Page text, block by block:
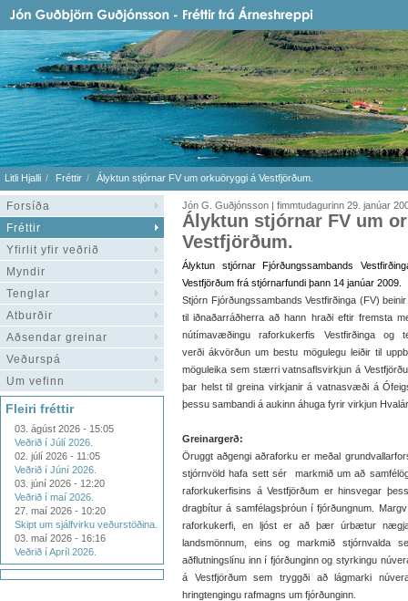
Litli Hjalli Fréttir Ályktun stjórnar FV um orkuöryggi á Vestfjörðum.
Forsíða
Fréttir
Yfirlit yfir veðrið
Myndir
Tenglar
Atburðir
Aðsendar greinar
Veðurspá
Um vefinn
Fleiri fréttir
03. ágúst 2026 - 15:05
Veðrið í Júlí 2026.
02. júlí 2026 - 11:05
Veðrið í Júní 2026.
03. júní 2026 - 12:20
Veðrið í maí 2026.
27. maí 2026 - 10:20
Skipt um sjálfvirku veðurstöðina.
03. maí 2026 - 16:16
Veðrið í Apríl 2026.
Jón G. Guðjónsson | fimmtudagurinn 29. janúar
Ályktun stjórnar FV um
Vestfjörðum.
Ályktun stjórnar Fjórðungssambands
Vestfjörðum frá stjórnarfundi þann 14 janúar 2009.
Stjórn Fjórðungssambands Vestfirðinga (FV)
til iðnaðarráðherra að hann hraði eftir fremsta
nútímavæðingu raforkukerfis Vestfirðinga og
verði ákvörðun um bestu mögulegu leiðir til
möguleika sem stærri vatnsaflsvirkjun á
þar helst til greina virkjanir á vatnasvæði á
þessu sambandi á aukinn áhuga fyrir virkjun
Greinargerð:
Öruggt aðgengi aðraforku er meðal
stjórnvöld hafa sett sér markmið um að
raforkukerfisins á Vestfjörðum er hinsvegar
dragbítur á samfélagsþróun í fjórðungnum.
raforkukerfi, en ljóst er að þær úrbætur
landsmönnum, eins og markmið
aðflutningslínu inn í fjórðunginn og styrkingu
á Vestfjörðum sem tryggði að lágmarki
hringtengingu rafmagns um fjórðunginn.